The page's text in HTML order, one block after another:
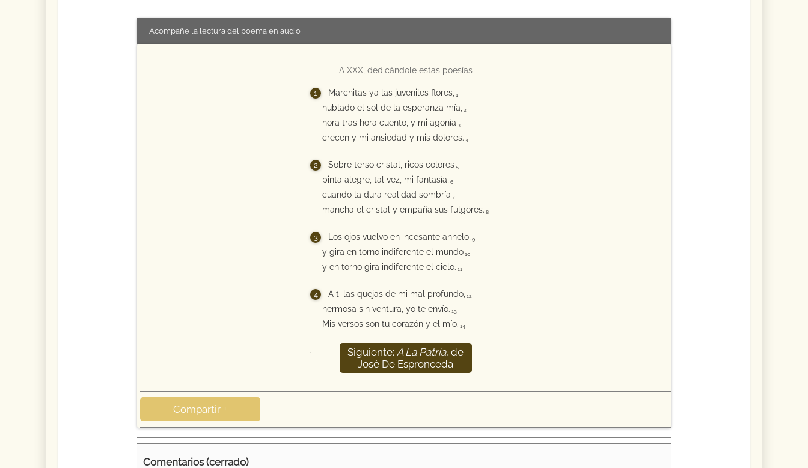
Acompañe la lectura del poema en audio
A XXX, dedicándole estas poesías
Marchitas ya las juveniles flores, 1
nublado el sol de la esperanza mía, 2
hora tras hora cuento, y mi agonía 3
crecen y mi ansiedad y mis dolores. 4
Sobre terso cristal, ricos colores 5
pinta alegre, tal vez, mi fantasía, 6
cuando la dura realidad sombría 7
mancha el cristal y empaña sus fulgores. 8
Los ojos vuelvo en incesante anhelo, 9
y gira en torno indiferente el mundo 10
y en torno gira indiferente el cielo. 11
A ti las quejas de mi mal profundo, 12
hermosa sin ventura, yo te envío. 13
Mis versos son tu corazón y el mío. 14
Siguiente: A La Patria, de
José De Espronceda
Compartir +
Comentarios (cerrado)